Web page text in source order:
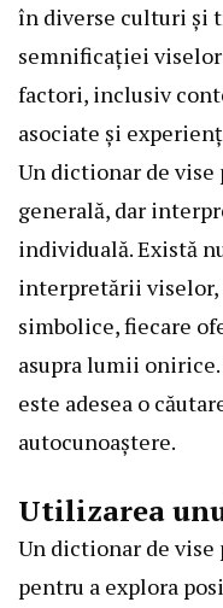
în diverse culturi și
semnificației
factori, inclusiv
asociate și
Un dictionar de vise
generală, dar
individuală. Există
interpretării viselor,
simbolice, fiecare
asupra lumii
este adesea o
autocunoaștere.
Utilizarea
Un dictionar de
pentru a explora